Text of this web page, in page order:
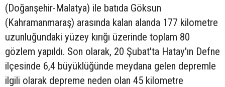
(Doğanşehir-Malatya) ile batıda Göksun
(Kahramanmaraş) arasında kalan alanda 177 kilometre
uzunluğundaki yüzey kırığı üzerinde toplam 80
gözlem yapıldı. Son olarak, 20 Şubat'ta Hatay'ın Defne
ilçesinde 6,4 büyüklüğünde meydana gelen depremle
ilgili olarak depreme neden olan 45 kilometre